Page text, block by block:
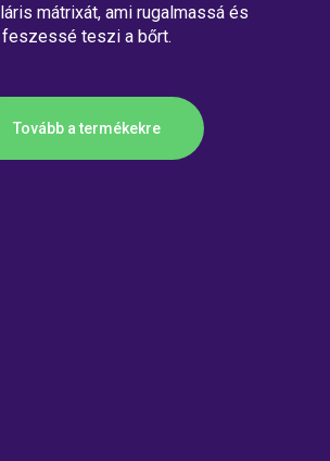
mátrixát, ami rugalmassá és
feszessé teszi a bőrt.
Tovább a termékekre